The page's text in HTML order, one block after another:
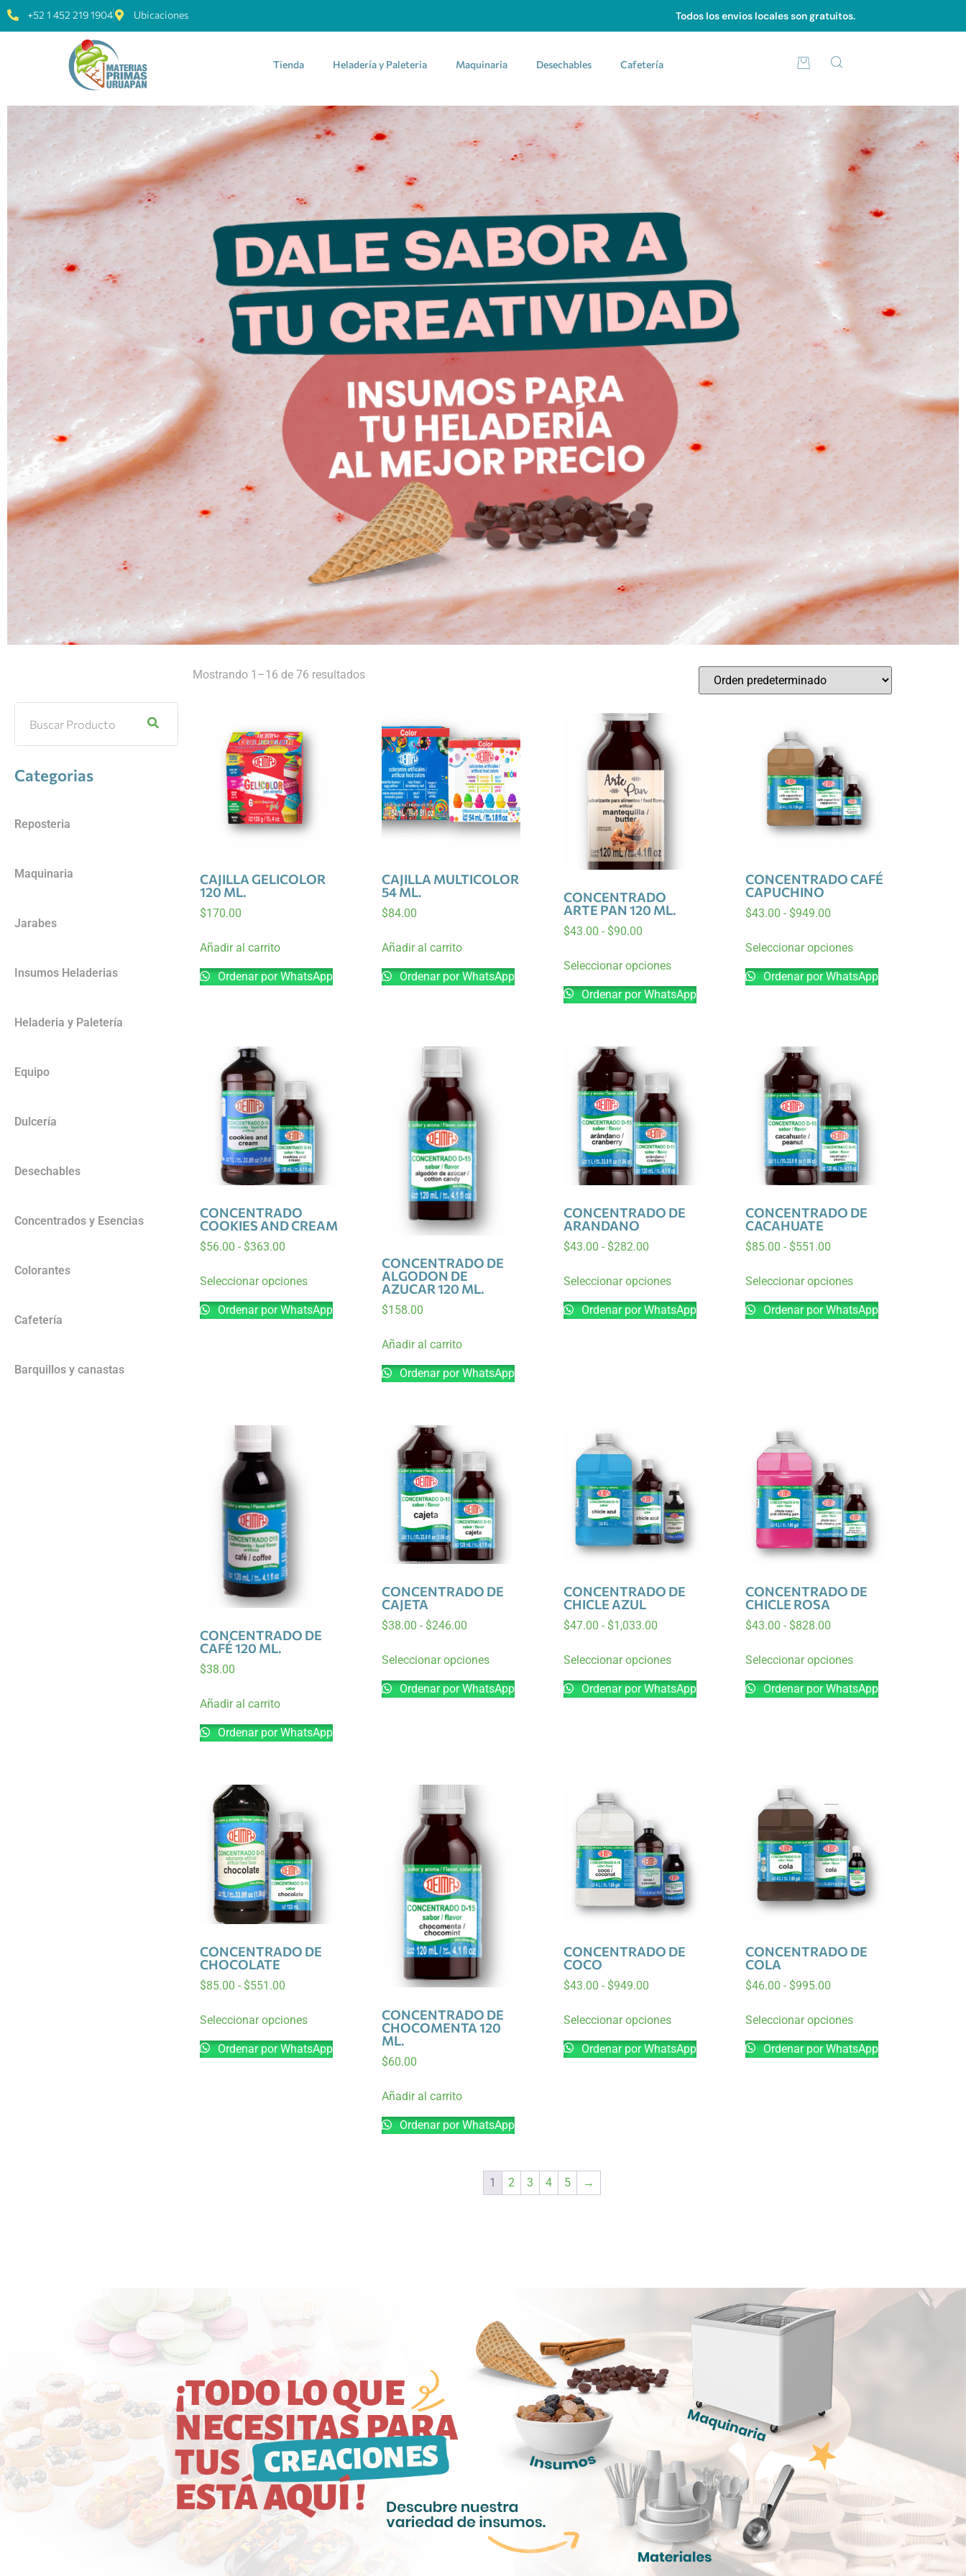
+52 1 452 219 1904 Ubicaciones Todos los envios locales son gratuitos.
Tienda Heladería y Paleteria Maquinaria Desechables Cafetería
Categorias
Reposteria
Maquinaria
Jarabes
Insumos Heladerias
Heladeria y Paletería
Equipo
Dulcería
Desechables
Concentrados y Esencias
Colorantes
Cafetería
Barquillos y canastas
Mostrando 1–16 de 76 resultados
CAJILLA GELICOLOR
120 ML.
$170.00
Añadir al carrito
Ordenar por WhatsApp
CAJILLA MULTICOLOR
54 ML.
$84.00
Añadir al carrito
Ordenar por WhatsApp
CONCENTRADO
ARTE PAN 120 ML.
$43.00 - $90.00
Seleccionar opciones
Ordenar por WhatsApp
CONCENTRADO CAFÉ
CAPUCHINO
$43.00 - $949.00
Seleccionar opciones
Ordenar por WhatsApp
CONCENTRADO
COOKIES AND CREAM
$56.00 - $363.00
Seleccionar opciones
Ordenar por WhatsApp
CONCENTRADO DE
ALGODON DE
AZUCAR 120 ML.
$158.00
Añadir al carrito
Ordenar por WhatsApp
CONCENTRADO DE
ARANDANO
$43.00 - $282.00
Seleccionar opciones
Ordenar por WhatsApp
CONCENTRADO DE
CACAHUATE
$85.00 - $551.00
Seleccionar opciones
Ordenar por WhatsApp
CONCENTRADO DE
CAFÉ 120 ML.
$38.00
Añadir al carrito
Ordenar por WhatsApp
CONCENTRADO DE
CAJETA
$38.00 - $246.00
Seleccionar opciones
Ordenar por WhatsApp
CONCENTRADO DE
CHICLE AZUL
$47.00 - $1,033.00
Seleccionar opciones
Ordenar por WhatsApp
CONCENTRADO DE
CHICLE ROSA
$43.00 - $828.00
Seleccionar opciones
Ordenar por WhatsApp
CONCENTRADO DE
CHOCOLATE
$85.00 - $551.00
Seleccionar opciones
Ordenar por WhatsApp
CONCENTRADO DE
CHOCOMENTA 120
ML.
$60.00
Añadir al carrito
Ordenar por WhatsApp
CONCENTRADO DE
COCO
$43.00 - $949.00
Seleccionar opciones
Ordenar por WhatsApp
CONCENTRADO DE
COLA
$46.00 - $995.00
Seleccionar opciones
Ordenar por WhatsApp
1 2 3 4 5 →